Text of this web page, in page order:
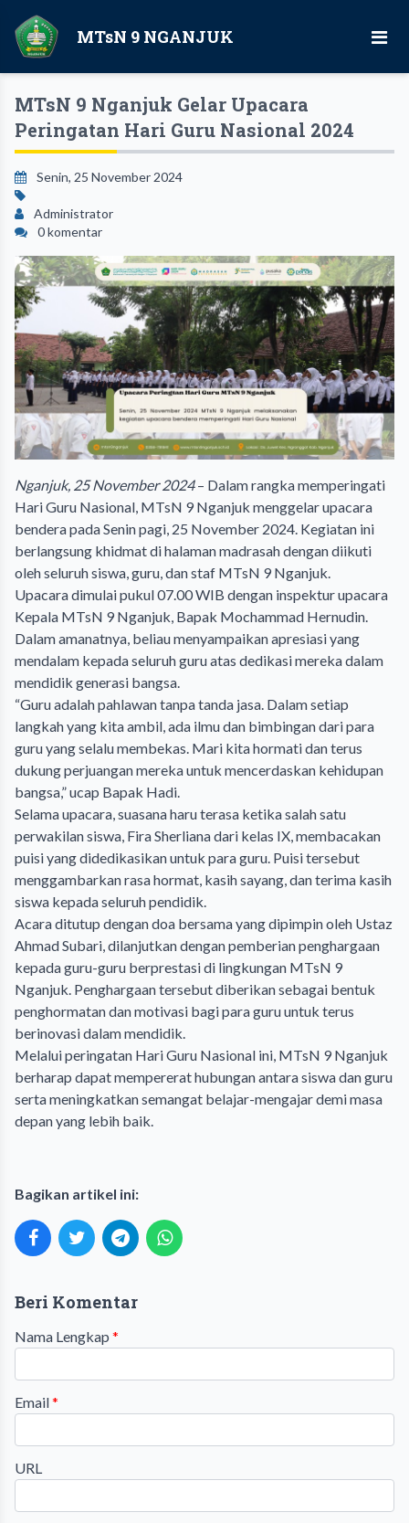
MTsN 9 NGANJUK
MTsN 9 Nganjuk Gelar Upacara
Peringatan Hari Guru Nasional 2024
Senin, 25 November 2024
Administrator
0 komentar
Nganjuk, 25 November 2024– Dalam rangka memperingati
Hari Guru Nasional, MTsN 9 Nganjuk menggelar upacara
bendera pada Senin pagi, 25 November 2024. Kegiatan ini
berlangsung khidmat di halaman madrasah dengan diikuti
oleh seluruh siswa, guru, dan staf MTsN 9 Nganjuk.
Upacara dimulai pukul 07.00 WIB dengan inspektur upacara
Kepala MTsN 9 Nganjuk, Bapak Mochammad Hernudin.
Dalam amanatnya, beliau menyampaikan apresiasi yang
mendalam kepada seluruh guru atas dedikasi mereka dalam
mendidik generasi bangsa.
“Guru adalah pahlawan tanpa tanda jasa. Dalam setiap
langkah yang kita ambil, ada ilmu dan bimbingan dari para
guru yang selalu membekas. Mari kita hormati dan terus
dukung perjuangan mereka untuk mencerdaskan kehidupan
bangsa,” ucap Bapak Hadi.
Selama upacara, suasana haru terasa ketika salah satu
perwakilan siswa, Fira Sherliana dari kelas IX, membacakan
puisi yang didedikasikan untuk para guru. Puisi tersebut
menggambarkan rasa hormat, kasih sayang, dan terima kasih
siswa kepada seluruh pendidik.
Acara ditutup dengan doa bersama yang dipimpin oleh Ustaz
Ahmad Subari, dilanjutkan dengan pemberian penghargaan
kepada guru-guru berprestasi di lingkungan MTsN 9
Nganjuk. Penghargaan tersebut diberikan sebagai bentuk
penghormatan dan motivasi bagi para guru untuk terus
berinovasi dalam mendidik.
Melalui peringatan Hari Guru Nasional ini, MTsN 9 Nganjuk
berharap dapat mempererat hubungan antara siswa dan guru
serta meningkatkan semangat belajar-mengajar demi masa
depan yang lebih baik.
Bagikan artikel ini:
Beri Komentar
Nama Lengkap *
Email*
URL